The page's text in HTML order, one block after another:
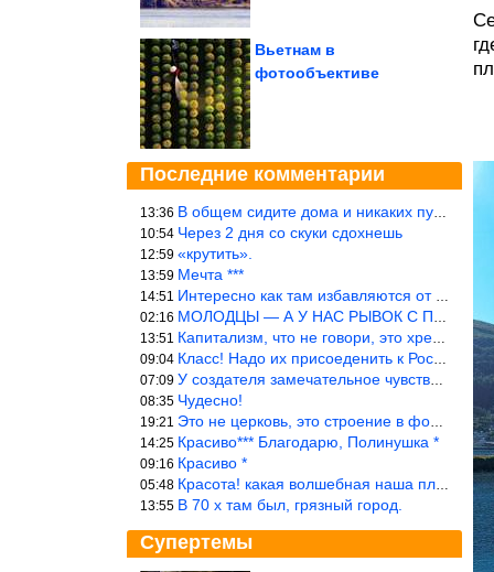
Вьетнам в
фотообъективе
Последние комментарии
13:36 В общем сидите дома и никаких путешествий А самая грязная в от
10:54 Через 2 дня со скуки сдохнешь
12:59 «крутить».
13:59 Мечта ***
14:51 Интересно как там избавляются от физиологических и прочих отходо
02:16 МОЛОДЦЫ — А У НАС РЫВОК С ПРОРЫВОМ В ТРУБУ
13:51 Капитализм, что не говори, это хреново (((
09:04 Класс! Надо их присоеденить к России!
07:09 У создателя замечательное чувство юмора! ))
08:35 Чудесно!
19:21 Это не церковь, это строение в форме церкви.
14:25 Красиво*** Благодарю, Полинушка *
09:16 Красиво *
05:48 Красота! какая волшебная наша планета!… еще-бы, мы понимали это…
13:55 В 70 х там был, грязный город.
Супертемы